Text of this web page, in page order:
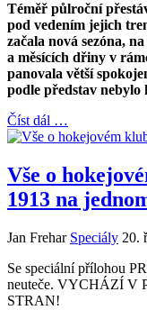
Téměř půlroční
pod vedením jejich
začala nová sezóna,
a měsících dřiny v
panovala větší
podle představ
Číst dál …
Vše o
1913 na
Jan Frehar Speciály 20.
Se speciální přílohou
neuteče. VYCHÁZÍ V
STRAN!